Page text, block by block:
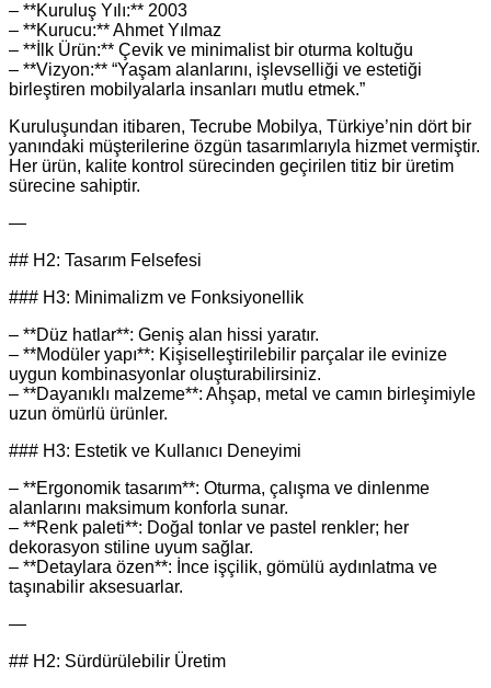
– **Kuruluş Yılı:** 2003
– **Kurucu:** Ahmet Yılmaz
– **İlk Ürün:** Çevik ve minimalist bir oturma koltuğu
– **Vizyon:** “Yaşam alanlarını, işlevselliği ve estetiği
birleştiren mobilyalarla insanları mutlu etmek.”
Kuruluşundan itibaren, Tecrube Mobilya, Türkiye’nin dört bir
yanındaki müşterilerine özgün tasarımlarıyla hizmet vermiştir.
Her ürün, kalite kontrol sürecinden geçirilen titiz bir üretim
sürecine sahiptir.
—
## H2: Tasarım Felsefesi
### H3: Minimalizm ve Fonksiyonellik
– **Düz hatlar**: Geniş alan hissi yaratır.
– **Modüler yapı**: Kişiselleştirilebilir parçalar ile evinize
uygun kombinasyonlar oluşturabilirsiniz.
– **Dayanıklı malzeme**: Ahşap, metal ve camın birleşimiyle
uzun ömürlü ürünler.
### H3: Estetik ve Kullanıcı Deneyimi
– **Ergonomik tasarım**: Oturma, çalışma ve dinlenme
alanlarını maksimum konforla sunar.
– **Renk paleti**: Doğal tonlar ve pastel renkler; her
dekorasyon stiline uyum sağlar.
– **Detaylara özen**: İnce işçilik, gömülü aydınlatma ve
taşınabilir aksesuarlar.
—
## H2: Sürdürülebilir Üretim